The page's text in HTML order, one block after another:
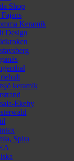
Shop
Keramik
Design
keramik
Ekeby
Spira